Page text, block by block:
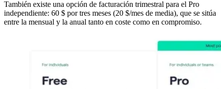
También existe una opción de facturación trimestral para el Pro
independiente: 60 $ por tres meses (20 $/mes de media), que se sitúa
entre la mensual y la anual tanto en coste como en compromiso.